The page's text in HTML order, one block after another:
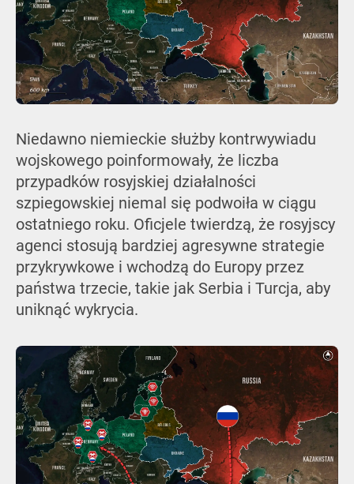
Niedawno niemieckie służby kontrwywiadu
wojskowego poinformowały, że liczba
przypadków rosyjskiej działalności
szpiegowskiej niemal się podwoiła w ciągu
ostatniego roku. Oficjele twierdzą, że rosyjscy
agenci stosują bardziej agresywne strategie
przykrywkowe i wchodzą do Europy przez
państwa trzecie, takie jak Serbia i Turcja, aby
uniknąć wykrycia.